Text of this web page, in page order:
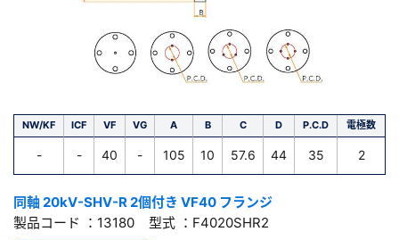
NW/KF ICF VF VG A B C D P.C.D 電極数
- - 40 - 105 10 57.6 44 35 2
同軸 20kV-SHV-R 2個付き VF40 フランジ
製品コード ：13180 型式 ：F4020SHR2